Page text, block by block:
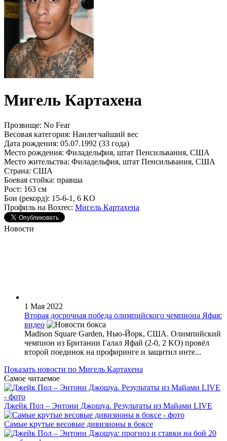
Мигель Картахена
Прозвище: No Fear
Весовая категория: Наилегчайший вес
Дата рождения: 05.07.1992 (33 года)
Место рождения: Филадельфия, штат Пенсильвания, США
Место жительства: Филадельфия, штат Пенсильвания, США
Страна: США
Боевая стойка: правша
Рост: 163 см
Бои (рекорд): 15-6-1, 6 KO
Профиль на Boxrec: Мигель Картахена
Новости
1 Мая 2022
Вторая досрочная победа олимпийского чемпиона Яфая:
видео
Madison Square Garden, Нью-Йорк, США. Олимпийский
чемпион из Британии Галал Яфай (2-0, 2 KO) провёл
второй поединок на профиринге и защитил инте...
Показать новости по Мигель Картахена
Самое читаемое
Джейк Пол – Энтони Джошуа. Результаты из Майами LIVE
Самые крутые весовые дивизионы в боксе